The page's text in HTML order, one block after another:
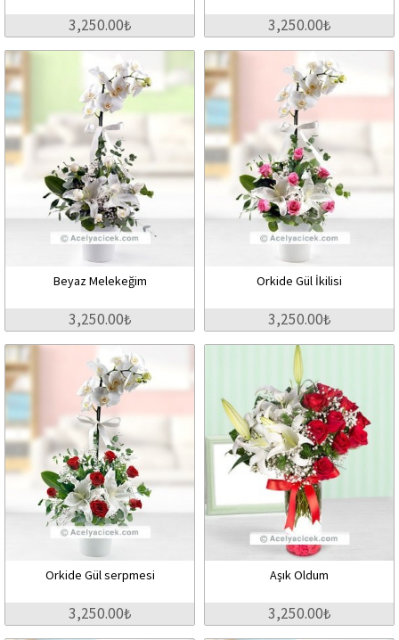
3,250.00₺ 3,250.00₺
Beyaz Melekeğim
3,250.00₺
Orkide Gül İkilisi
3,250.00₺
Orkide Gül serpmesi
3,250.00₺
Aşık Oldum
3,250.00₺